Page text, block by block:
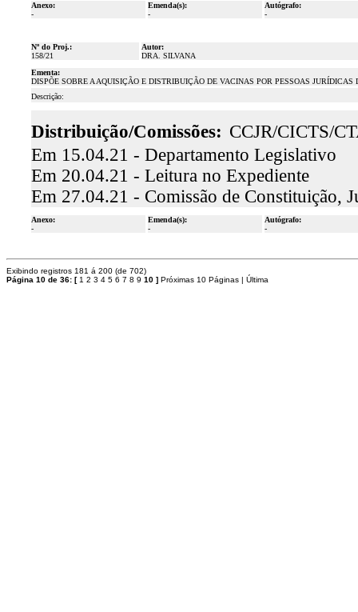
Anexo:
-
Emenda(s):
-
Autógrafo:
-
Nº do Proj.:
158/21
Autor:
DRA. SILVANA
Ementa:
DISPÕE SOBRE A AQUISIÇÃO E DISTRIBUIÇÃO DE VACINAS POR PESSOAS JURÍDICAS
Descrição:
Distribuição/Comissões: CCJR/CICTS/
Em 15.04.21 - Departamento Legislativo
Em 20.04.21 - Leitura no Expediente
Em 27.04.21 - Comissão de Constituição,
Anexo:
-
Emenda(s):
-
Autógrafo:
-
Exibindo registros 181 á 200 (de 702)
Página 10 de 36: [ 1 2 3 4 5 6 7 8 9 10 ] Próximas 10 Páginas | Última